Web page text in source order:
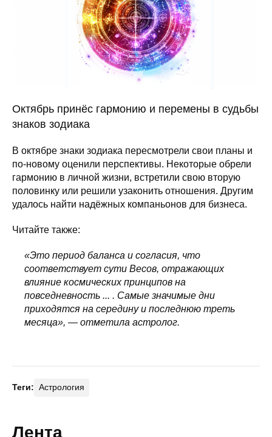
Октябрь принёс гармонию и перемены в судьбы
знаков зодиака
В октябре знаки зодиака пересмотрели свои планы и
по-новому оценили перспективы. Некоторые обрели
гармонию в личной жизни, встретили свою вторую
половинку или решили узаконить отношения. Другим
удалось найти надёжных компаньонов для бизнеса.
Читайте также:
«Это период баланса и согласия, что
соответствует сути Весов, отражающих
влияние космических принципов на
повседневность ... . Самые значимые дни
приходятся на середину и последнюю треть
месяца», — отметила астролог.
Теги: Астрология
Лента